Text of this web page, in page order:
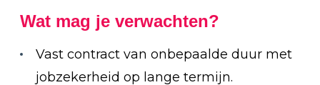
Wat mag je verwachten?
Vast contract van onbepaalde duur met
jobzekerheid op lange termijn.